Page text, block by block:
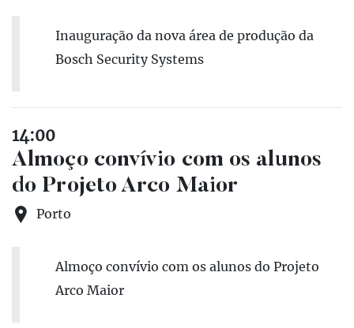
Inauguração da nova área de produção da
Bosch Security Systems
14:00
Almoço convívio com os alunos
do Projeto Arco Maior
Porto
Almoço convívio com os alunos do Projeto
Arco Maior